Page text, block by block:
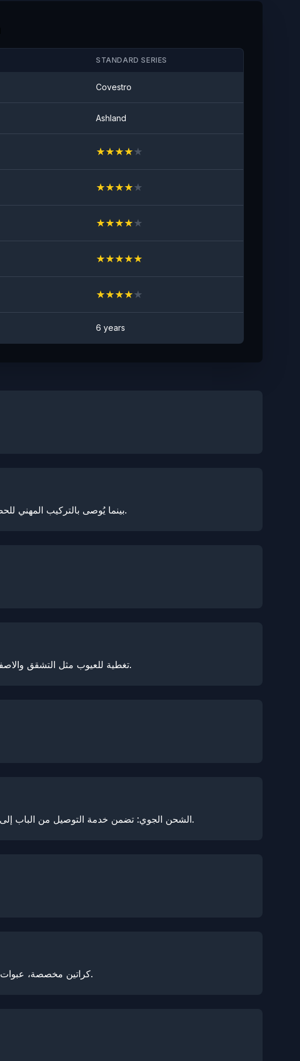
STANDARD SERIES
Covestro
Ashland
★★★★★
★★★★★
★★★★★
★★★★★
★★★★★
6 years
بينما يُوصى بالتركيب المهني للحصول على أفضل النتائج، فإن فيلم حماية الطلاء الخاص بنا مصمم للتركيب بسهولة نسبية من قبل المهنيين المدربين.
يوفر NexPPF تغطية للعيوب مثل التشقق والاصفرار وتغير اللون والتقشير وانفصال الطبقات وإزالة اللاصق والفقاعات، وكلها تعتبر مطالبات مقبولة.
الشحن الجوي: تضمن خدمة التوصيل من الباب إلى الباب التسليم في غضون 7 أيام. الشحن البحري: اعتمادًا على المنطقة، يستغرق التسليم عادة من 30 إلى 45 يومًا.
كراتين مخصصة، عبوات طبقة حماية الطلاء، أدوات تطبيق متنوعة لطبقة حماية الطلاء، مواد ترويجية، معدات اختبار، جدران عرض، والمزيد.